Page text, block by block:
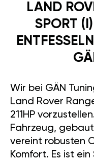
LAND
SPORT
Wir bei GÄN
Land Rover
211HP
Fahrzeug,
vereint robusten
Komfort. Es ist